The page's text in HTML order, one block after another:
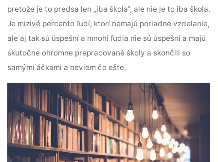
pretože je to predsa len „iba škola“, ale nie je to iba škola.
Je mizivé percento ľudí, ktorí nemajú poriadne vzdelanie,
ale aj tak sú úspešní a mnohí ľudia nie sú úspešní a majú
skutočne ohromne prepracované školy a skončili so
samými áčkami a neviem čo ešte.